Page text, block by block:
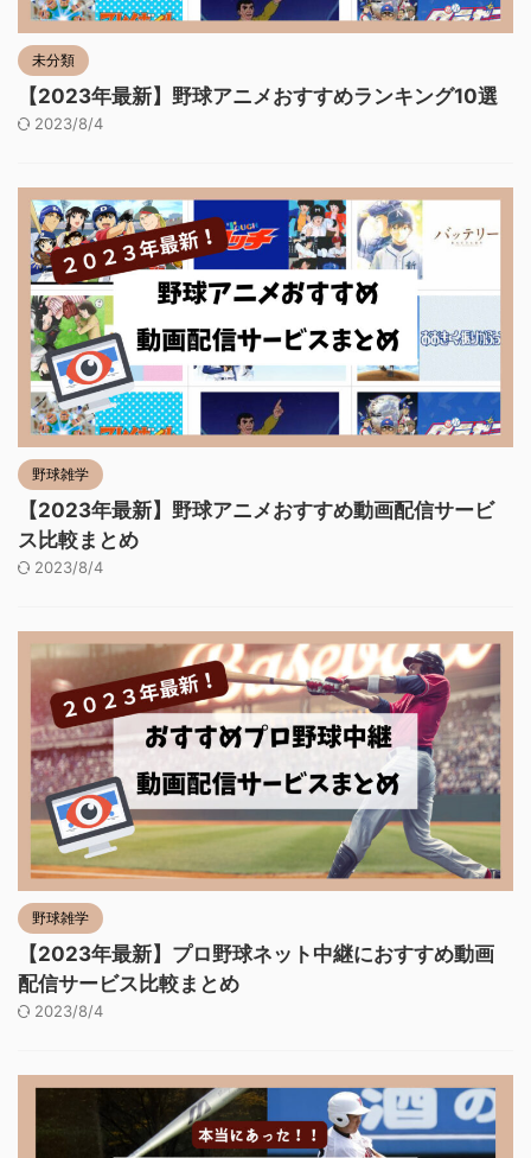
未分類
【2023年最新】野球アニメおすすめランキング10選
2023/8/4
野球雑学
【2023年最新】野球アニメおすすめ動画配信サービ
ス比較まとめ
2023/8/4
野球雑学
【2023年最新】プロ野球ネット中継におすすめ動画
配信サービス比較まとめ
2023/8/4